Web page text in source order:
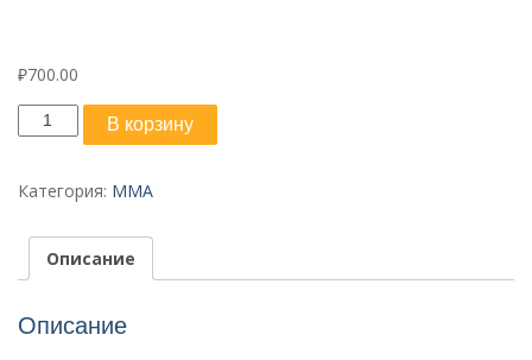
₽700.00
Количество
товара
JS
В корзину
Категория: MMA
Описание
Описание